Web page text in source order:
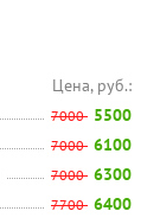
Цена, руб.:
7000 5500
7000 6100
7000 6300
7700 6400